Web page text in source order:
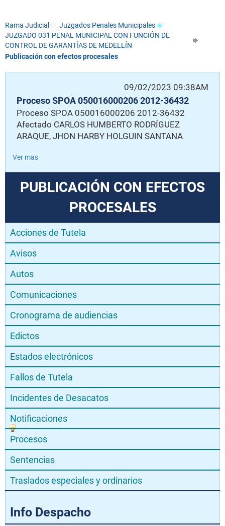
Rama Judicial
Juzgados Penales Municipales
JUZGADO 031 PENAL MUNICIPAL CON FUNCIÓN DE
CONTROL DE GARANTÍAS DE MEDELLÍN
Publicación con efectos procesales
09/02/2023 09:38AM
Proceso SPOA 050016000206 2012-36432
Proceso SPOA 050016000206 2012-36432
Afectado CARLOS HUMBERTO RODRÍGUEZ
ARAQUE, JHON HARBY HOLGUIN SANTANA
Ver mas
PUBLICACIÓN CON EFECTOS
PROCESALES
Acciones de Tutela
Avisos
Autos
Comunicaciones
Cronograma de audiencias
Edictos
Estados electrónicos
Fallos de Tutela
Incidentes de Desacatos
Notificaciones
Procesos
Sentencias
Traslados especiales y ordinarios
Info Despacho